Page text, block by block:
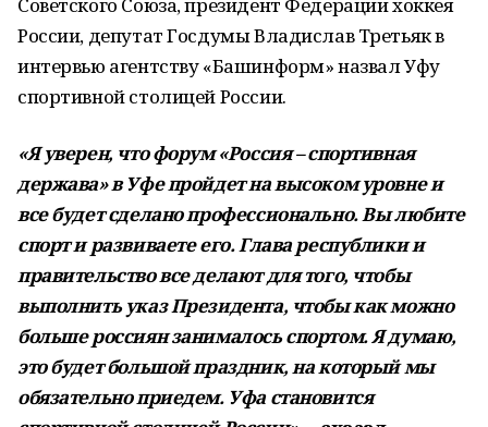
России, депутат Госдумы Владислав Третьяк в
интервью агентству «Башинформ» назвал Уфу
спортивной столицей России.
«Я уверен, что форум «Россия – спортивная
держава» в Уфе пройдет на высоком уровне и
все будет сделано профессионально. Вы любите
спорт и развиваете его. Глава республики и
правительство все делают для того, чтобы
выполнить указ Президента, чтобы как можно
больше россиян занималось спортом. Я думаю,
это будет большой праздник, на который мы
обязательно приедем. Уфа становится